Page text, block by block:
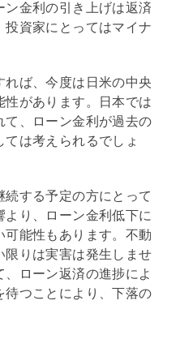
金利の引き上げは返済
資家にとってはマイナ
れば、今度は日米の中央
があります。日本では
、ローン金利が過去の
は考えられるでしょ
する予定の方にとって
り、ローン金利低下に
可能性もあります。不動
限りは実害は発生しませ
ローン返済の進捗によ
待つことにより、下落の